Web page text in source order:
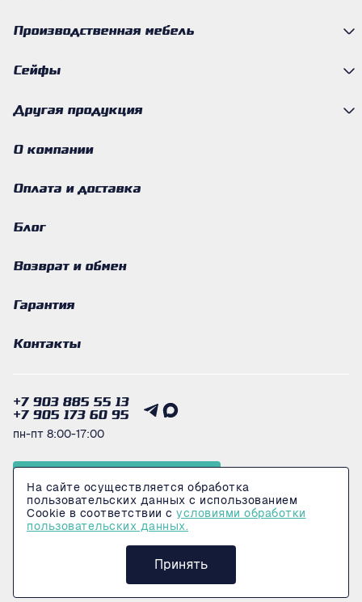
Производственная мебель
Сейфы
Другая продукция
О компании
Оплата и доставка
Блог
Возврат и обмен
Гарантия
Контакты
+7 903 885 55 13
+7 905 173 60 95
пн-пт 8:00-17:00
Получить консультацию
Политика конфеденциальности
На сайте осуществляется обработка
пользовательских данных с использованием
Cookie в соответствии с условиями обработки
пользовательских данных.
Принять